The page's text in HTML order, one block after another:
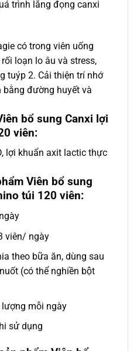
trình lắng đọng canxi
có trong viên uống
loạn lo âu và stress,
tuýp 2. Cải thiện trí nhớ
đường huyết và
bổ sung Canxi lợi
viên:
lợi khuẩn axit lactic thực
Viên bổ sung
túi 120 viên:
viên/ ngày
theo bữa ăn, dùng sau
(có thể nghiền bột
mỗi ngày
sử dụng